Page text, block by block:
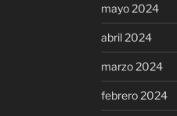
mayo 2024
abril 2024
marzo 2024
febrero 2024